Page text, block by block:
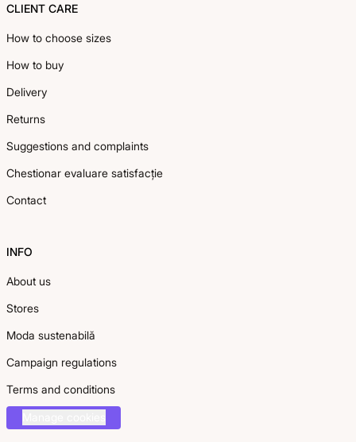
CLIENT CARE
How to choose sizes
How to buy
Delivery
Returns
Suggestions and complaints
Chestionar evaluare satisfacție
Contact
INFO
About us
Stores
Moda sustenabilă
Campaign regulations
Terms and conditions